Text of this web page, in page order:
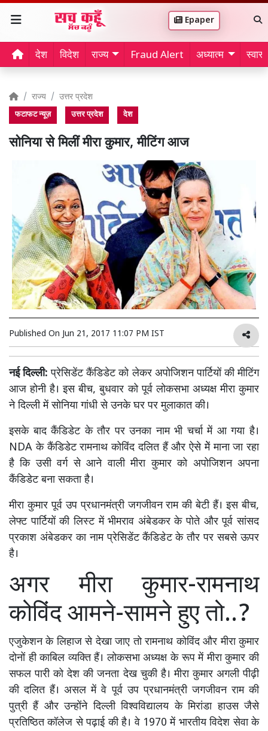
Epaper
देश विदेश राज्य Fraud Alert अध्यात्म
राज्य उत्तर प्रदेश
फटाफट न्यूज़ उत्तर प्रदेश देश
सोनिया से मिलीं मीरा कुमार, मीटिंग आज
Published On Jun 21, 2017 11:07 PM IST
नई दिल्ली: प्रेसिडेंट कैंडिडेट को लेकर अपोजिशन पार्टियों की मीटिंग
आज होनी है। इस बीच, बुधवार को पूर्व लोकसभा अध्यक्ष मीरा कुमार
ने दिल्ली में सोनिया गांधी से उनके घर पर मुलाकात की।
इसके बाद कैंडिडेट के तौर पर उनका नाम भी चर्चा में आ गया है।
NDA के कैंडिडेट रामनाथ कोविंद दलित हैं और ऐसे मेें माना जा रहा
है कि उसी वर्ग से आने वाली मीरा कुमार को अपोजिशन अपना
कैंडिडेट बना सकता है।
मीरा कुमार पूर्व उप प्रधानमंत्री जगजीवन राम की बेटी हैं। इस बीच,
लेफ्ट पार्टियों की लिस्ट में भीमराव अंबेडकर के पोते और पूर्व सांसद
प्रकाश अंबेडकर का नाम प्रेसिडेंट कैंडिडेट के तौर पर सबसे ऊपर
है।
अगर मीरा कुमार-रामनाथ
कोविंद आमने-सामने हुए तो..?
एजुकेशन के लिहाज से देखा जाए तो रामनाथ कोविंद और मीरा कुमार
दोनों ही काबिल व्यक्ति हैं। लोकसभा अध्यक्ष के रूप में मीरा कुमार की
सफल पारी को देश की जनता देख चुकी है। मीरा कुमार अगली पीढ़ी
की दलित हैं। असल में वे पूर्व उप प्रधानमंत्री जगजीवन राम की
पुत्री हैं और उन्होंने दिल्ली विश्वविद्यालय के मिरांडा हाउस जैसे
प्रतिष्ठ‍ित कॉलेज से पढ़ाई की है। वे 1970 में भारतीय विदेश सेवा के